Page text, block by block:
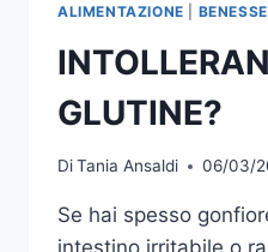
ALIMENTAZIONE
GLUTINE?
DiTania Ansaldi 06/03/
Se hai spesso